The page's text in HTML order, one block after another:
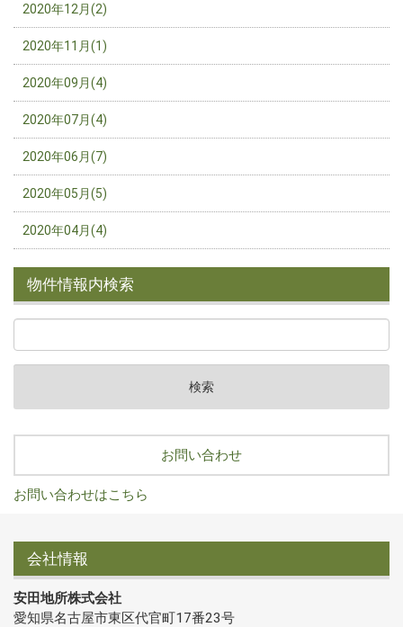
2020年12月(2)
2020年11月(1)
2020年09月(4)
2020年07月(4)
2020年06月(7)
2020年05月(5)
2020年04月(4)
物件情報内検索
お問い合わせ
お問い合わせはこちら
会社情報
安田地所株式会社
愛知県名古屋市東区代官町17番23号